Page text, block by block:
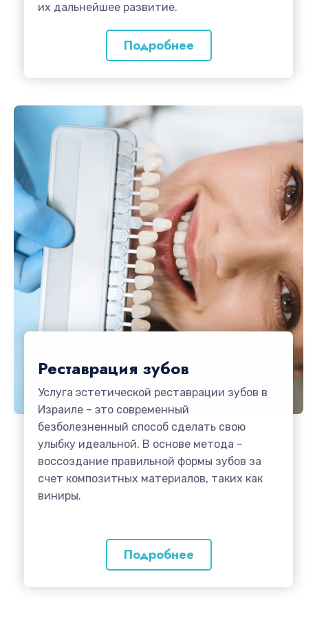
их дальнейшее развитие.
Подробнее
Реставрация зубов
Услуга эстетической реставрации зубов в
Израиле – это современный
безболезненный способ сделать свою
улыбку идеальной. В основе метода –
воссоздание правильной формы зубов за
счет композитных материалов, таких как
виниры.
Подробнее